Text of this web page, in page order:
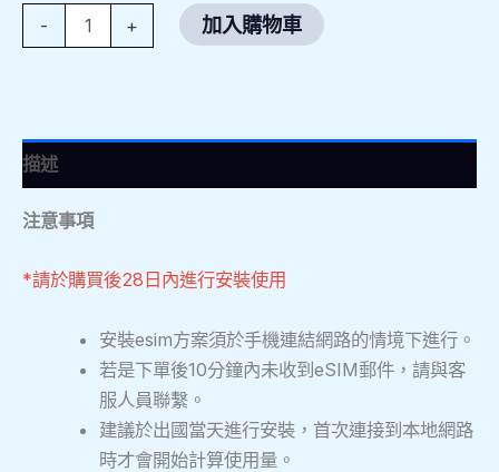
- + 加入購物車
描述
注意事項
*請於購買後28日內進行安裝使用
安裝esim方案須於手機連結網路的情境下進行。
若是下單後10分鐘內未收到eSIM郵件，請與客
服人員聯繫。
建議於出國當天進行安裝，首次連接到本地網路
時才會開始計算使用量。